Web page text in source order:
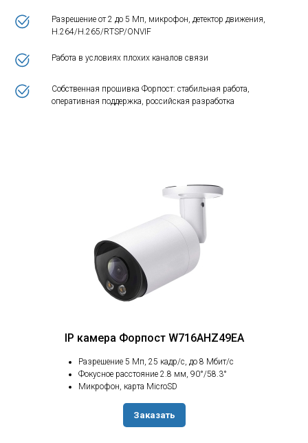
Разрешение от 2 до 5 Мп, микрофон, детектор движения,
H.264/H.265/RTSP/ONVIF
Работа в условиях плохих каналов связи
Собственная прошивка Форпост: стабильная работа,
оперативная поддержка, российская разработка
IP камера Форпост W716AHZ49EA
Разрешение 5 Мп, 25 кадр/с, до 8 Мбит/с
Фокусное расстояние 2.8 мм, 90°/58.3°
Микрофон, карта MicroSD
Заказать